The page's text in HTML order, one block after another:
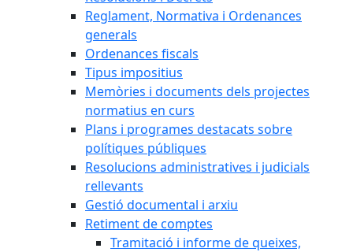
Reglament, Normativa i Ordenances
generals
Ordenances fiscals
Tipus impositius
Memòries i documents dels projectes
normatius en curs
Plans i programes destacats sobre
polítiques públiques
Resolucions administratives i judicials
rellevants
Gestió documental i arxiu
Retiment de comptes
Tramitació i informe de queixes,